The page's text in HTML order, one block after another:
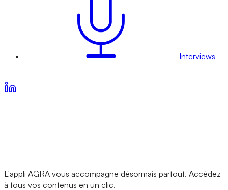
Interviews
L'appli AGRA vous accompagne désormais partout. Accédez
à tous vos contenus en un clic.